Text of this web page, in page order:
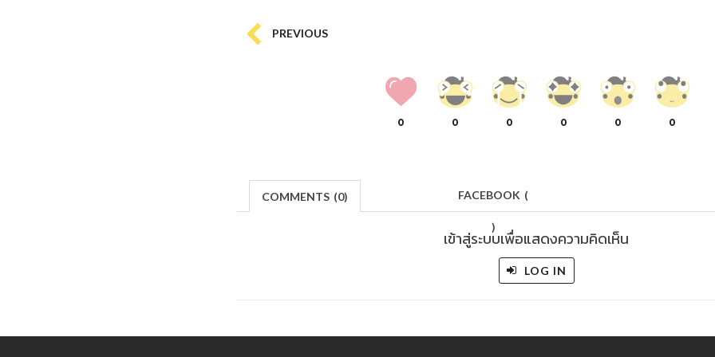
PREVIOUS
0 0 0 0 0 0
COMMENTS (0) FACEBOOK (
)
เข้าสู่ระบบเพื่อแสดงความคิดเห็น
LOG IN